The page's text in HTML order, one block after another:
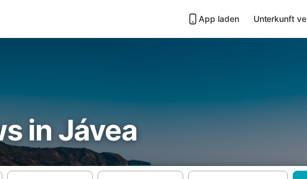
App laden Unterkunft
in Jávea